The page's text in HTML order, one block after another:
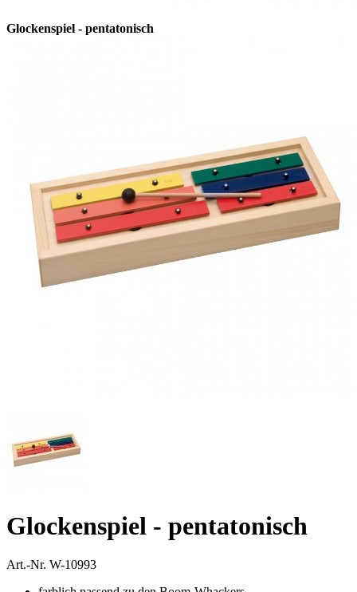
Glockenspiel - pentatonisch
Glockenspiel - pentatonisch
Art.-Nr. W-10993